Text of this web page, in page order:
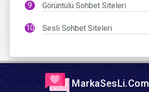
Görüntülü Sohbet Siteleri
Sesli Sohbet Siteleri
MarkaSesLi.Com